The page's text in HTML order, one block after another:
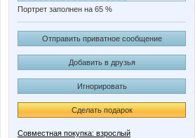
Портрет заполнен на 65 %
Отправить приватное сообщение
Добавить в друзья
Игнорировать
Сделать подарок
Совместная покупка: взрослый